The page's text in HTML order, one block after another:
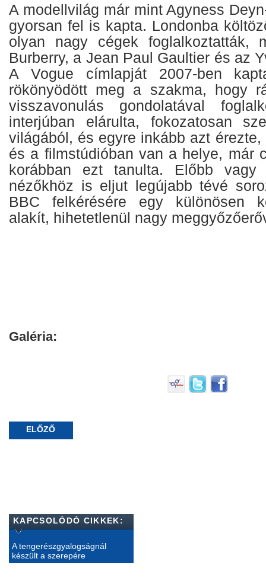
A modellvilág már mint Agyness
gyorsan fel is kapta. Londonba
olyan nagy cégek foglalkoztatták,
Burberry, a Jean Paul Gaultier és az
A Vogue címlapját 2007-ben
rökönyödött meg a szakma, hogy
visszavonulás gondolatával
interjúban elárulta, fokozatosan
világából, és egyre inkább azt
és a filmstúdióban van a helye, már
korábban ezt tanulta. Előbb
nézőkhöz is eljut legújabb tévé
BBC felkérésére egy különösen
alakít, hihetetlenül nagy
Galéria:
ELŐZŐ
KAPCSOLÓDÓ CIKKEK:
A tengerészgyalogságnál
készült a szerepére